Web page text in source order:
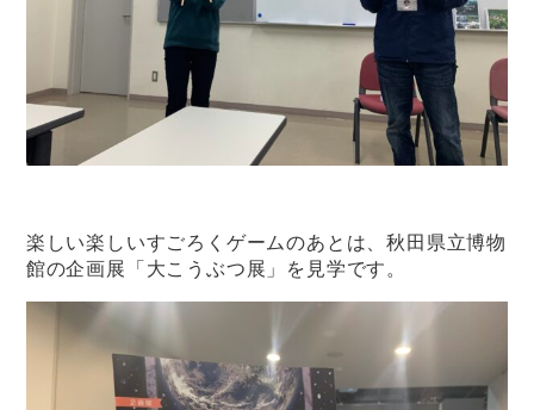
楽しい楽しいすごろくゲームのあとは、秋田県立博物
館の企画展「大こうぶつ展」を見学です。